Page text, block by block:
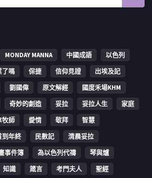
MONDAY MANNA 中國成語
以色列
了嗎 保捷 信仰見證
出埃及記
劉國偉 原文解經
國度禾場KHM
奇妙的創造 妥拉 妥拉人生
家庭
牧師 愛情 敬拜
智慧
到年終 民數記
清晨妥拉
事件簿 為以色列代禱
琴與爐
知識 箴言 考門夫人 聖經